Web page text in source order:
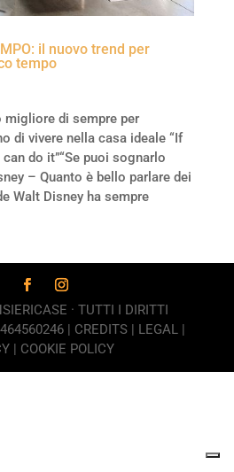
il nuovo trend per
tempo
di sempre per
di vivere nella casa ideale “If
do it”“Se puoi sognarlo
– Quanto è bello parlare dei
Walt Disney ha sempre
· TUTTI I DIRITTI
| CREDITS| LEGAL|
| COOKIE POLICY